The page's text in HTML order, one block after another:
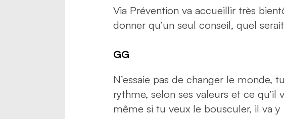
Via Prévention va accueillir très
donner qu’un seul conseil, quel
GG
N’essaie pas de changer le monde,
rythme, selon ses valeurs et ce
même si tu veux le bousculer, il va